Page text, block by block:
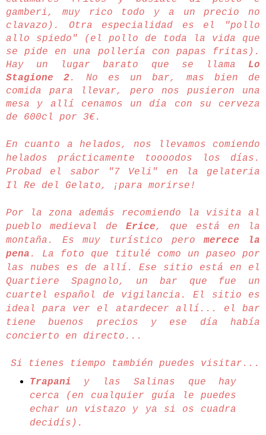
gamberi, muy rico todo y a un precio no
clavazo). Otra especialidad es el "pollo
allo spiedo" (el pollo de toda la vida que
se pide en una pollería con papas fritas).
Hay un lugar barato que se llama Lo
Stagione 2. No es un bar, mas bien de
comida para llevar, pero nos pusieron una
mesa y allí cenamos un día con su cerveza
de 600cl por 3€.
En cuanto a helados, nos llevamos comiendo
helados prácticamente toooodos los días.
Probad el sabor "7 Veli" en la gelateria
Il Re del Gelato, ¡para morirse!
Por la zona además recomiendo la visita al
pueblo medieval de Erice, que está en la
montaña. Es muy turístico peromerece la
pena . La foto que titulé como un paseo por
las nubes es de allí. Ese sitio está en el
Quartiere Spagnolo, un bar que fue un
cuartel español de vigilancia. El sitio es
ideal para ver el atardecer allí... el bar
tiene buenos precios y ese día había
concierto en directo...
Si tienes tiempo también puedes visitar...
Trapani y las Salinas que hay
cerca (en cualquier guía le puedes
echar un vistazo y ya si os cuadra
decidís).